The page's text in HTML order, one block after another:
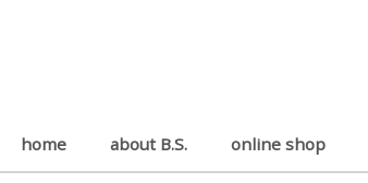
home about B.S. online shop